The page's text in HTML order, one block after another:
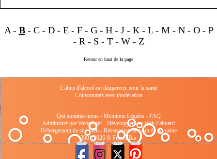
A- B- C- D- E- F- G- H- J- K- L- M- N- O- P
- R - S - T- W- Z
Retour en haut de la page
L'abus d'alcool est dangereux pour la santé
Consommez avec modération
Qui sommes-nous- Mentions Légales- FAQ
Administré par Webtender - Développement Web Faboard
Hébergement de site Web- Réservation de nom de domaine
2001/2026 © FrenchBar